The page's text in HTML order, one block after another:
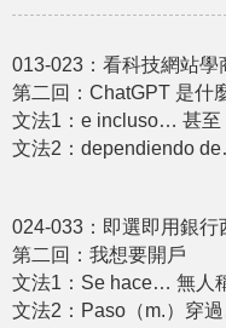
013-023：看科技網站學
第二回：ChatGPT 是什
文法1：e incluso… 甚
文法2：dependiendo
024-033：即選即⽤銀⾏
第二回：我想要開戶
文法1：Se hace… 無人
文法2：Paso（m.）穿